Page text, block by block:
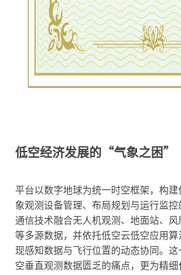
低空经济发展的“气象之困”
平台以数字地球为统一时空框架，构
象观测设备管理、布局规划与运行监
通信技术融合无人机观测、地面站、
等多源数据，并依托低空云低空应用
现感知数据与飞行位置的动态协同。
空垂直观测数据匮乏的痛点，更为精